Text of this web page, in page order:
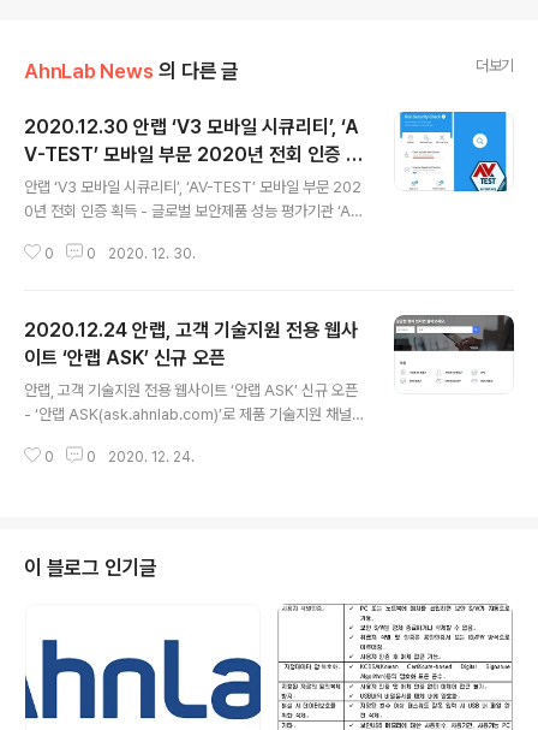
AhnLab News 의 다른 글 더보기
2020.12.30 안랩 ‘V3 모바일 시큐리티’, ‘A
V-TEST’ 모바일 부문 2020년 전회 인증 획
득
안랩 ‘V3 모바일 시큐리티’, ‘AV-TEST’ 모바일 부문 202
0년 전회 인증 획득 - 글로벌 보안제품 성능 평가기관 ‘AV-
능, 사용성 부문에서 만점 기록 - 2020년 ‘AV-TEST’ 모
연속 AV-TEST 인증 획득 안랩의 모바일 보안 솔루션이
글로벌 보안제품 평가기관의 2020년 테스트에서 전회 인
증을 획득했다. 안랩(대표 강석균, www.ahnlab.com )의
안드로이드 스마트폰용 무료 보안 솔루션 ‘V3 모바일 시큐
리티(AhnLab V3 Mobile Security)’가 글로벌 보안제
품 성능..
0 0 2020. 12. 30.
2020.12.24 안랩, 고객 기술지원 전용 웹사
이트 ‘안랩 ASK’ 신규 오픈
안랩, 고객 기술지원 전용 웹사이트 ‘안랩 ASK’ 신규 오픈
- ‘안랩 ASK(ask.ahnlab.com)’로 제품 기술지원 채널
및 가이드 ▲제품 관련 자주 묻는 질문(FAQ) ▲공지사항
‘온택트’ 고객 소통 강화에 나선다. 안랩(대표 강석균, ww
w.ahnlab.com )이 더욱 신속하고 효과적인 고객 기술지
원 서비스를 제공하기 위해 통합 기술지원센터 웹사이트
‘안랩 ASK(AhnLab Technical Support & Knowled
ge base, ask.ahnlab.co..
0 0 2020. 12. 24.
이 블로그 인기글